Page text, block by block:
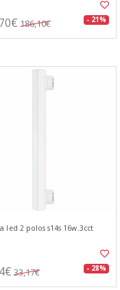
186,10€ - 21%
led 2 polos s14s 16w.3cct
33,17€ - 28%